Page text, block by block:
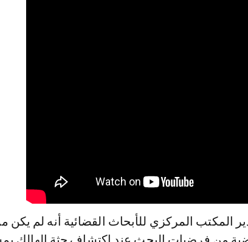
المكتب المركزي للأبحاث القضائية أنه لم يكن